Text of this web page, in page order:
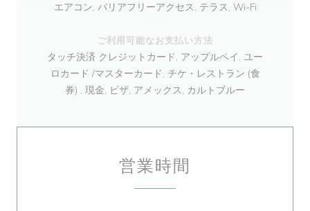
エアコン, バリアフリーアクセス, テラス, Wi-Fi
ご利用可能なお支払い方法
タッチ決済 クレジットカード, アップルペイ, ユー
ロカード /マスターカード, チケ・レストラン (食
券) , 現金, ビザ, アメックス, カルトブルー
営業時間